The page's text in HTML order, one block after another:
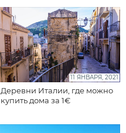
11 ЯНВАРЯ, 2021
Деревни Италии, где можно
купить дома за 1€